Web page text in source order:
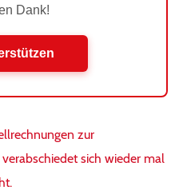
Dank!
zur
sich wieder mal